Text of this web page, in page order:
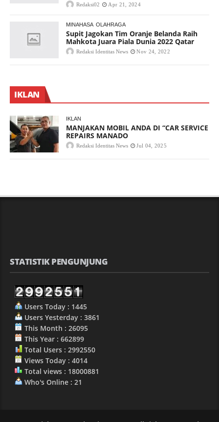
Redaksi02 Apr 21, 2024
MINAHASA OLAHRAGA
Supit Jagokan Tim Oranje Belanda Raih
Mahkota Juara Piala Dunia 2022 Qatar
Redaksi Identitas News Nov 24, 2022
IKLAN
IKLAN
MANJAKAN MOBIL ANDA DI “CAR SERVICE
REPAIRS MANADO
Redaksi Identitas News Jul 04, 2025
STATISTIK PENGUNJUNG
Users Today : 1445
Users Yesterday : 3861
This Month : 26095
This Year : 662899
Total Users : 2992550
Views Today : 4014
Total views : 18000881
Who's Online : 21